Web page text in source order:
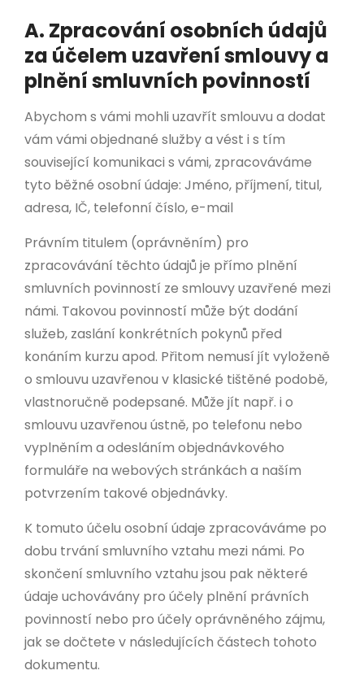
A. Zpracování osobních údajů
za účelem uzavření smlouvy a
plnění smluvních povinností
Abychom s vámi mohli uzavřít smlouvu a dodat
vám vámi objednané služby a vést i s tím
související komunikaci s vámi, zpracováváme
tyto běžné osobní údaje: Jméno, příjmení, titul,
adresa, IČ, telefonní číslo, e-mail
Právním titulem (oprávněním) pro
zpracovávání těchto údajů je přímo plnění
smluvních povinností ze smlouvy uzavřené mezi
námi. Takovou povinností může být dodání
služeb, zaslání konkrétních pokynů před
konáním kurzu apod. Přitom nemusí jít vyloženě
o smlouvu uzavřenou v klasické tištěné podobě,
vlastnoručně podepsané. Může jít např. i o
smlouvu uzavřenou ústně, po telefonu nebo
vyplněním a odesláním objednávkového
formuláře na webových stránkách a naším
potvrzením takové objednávky.
K tomuto účelu osobní údaje zpracováváme po
dobu trvání smluvního vztahu mezi námi. Po
skončení smluvního vztahu jsou pak některé
údaje uchovávány pro účely plnění právních
povinností nebo pro účely oprávněného zájmu,
jak se dočtete v následujících částech tohoto
dokumentu.